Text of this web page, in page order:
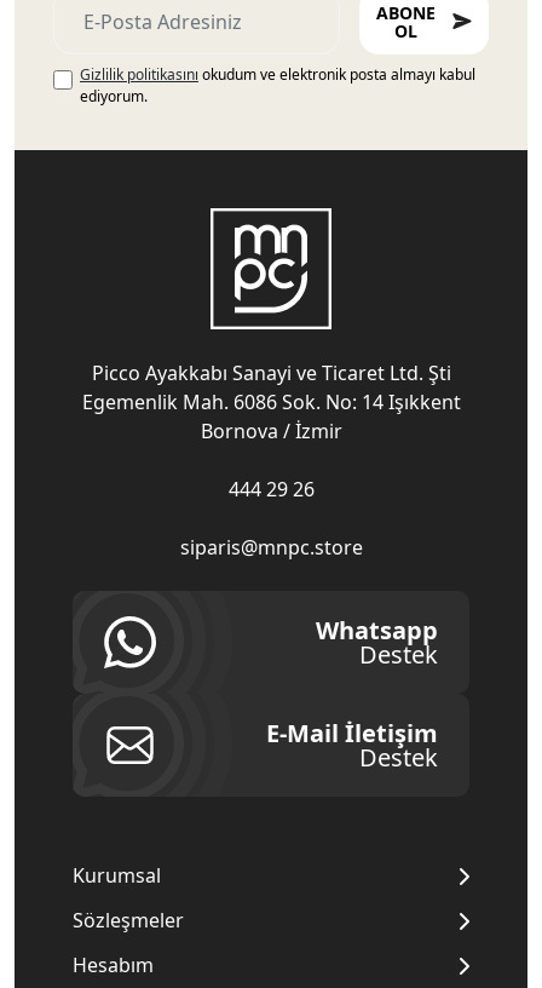
ABONE
OL
Gizlilik politikasını okudum ve elektronik posta almayı kabul
ediyorum.
Picco Ayakkabı Sanayi ve Ticaret Ltd. Şti
Egemenlik Mah. 6086 Sok. No: 14 Işıkkent
Bornova / İzmir
444 29 26
siparis@mnpc.store
Whatsapp
Destek
E-Mail İletişim
Destek
Kurumsal
Sözleşmeler
Hesabım